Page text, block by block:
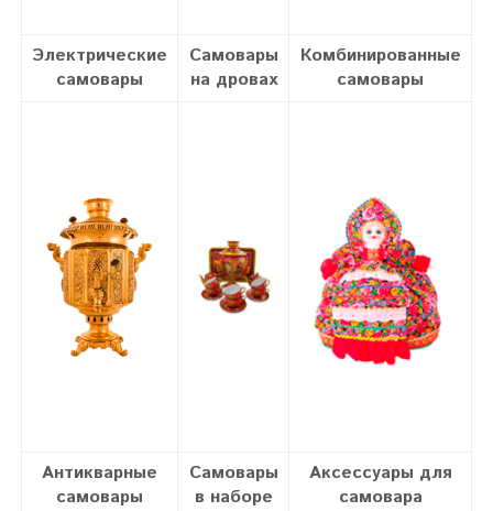
Электрические
самовары
Самовары
на дровах
Комбинированные
самовары
Антикварные
самовары
Самовары
в наборе
Аксессуары для
самовара